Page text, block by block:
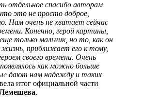
отдельное спасибо авторам
это не просто доброе,
Нам очень не хватает сейчас
Конечно, герой картины,
только мальчик, но то, как он
приближает его к тому,
своего времени. Очень
как можно больше
дают нам надежду и таких
итог официальной части
.